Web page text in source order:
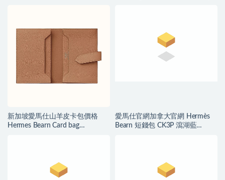
新加坡愛馬仕山羊皮卡包價格
Hermes Bearn Card bag
愛馬仕官網加拿大官網 Hermès
Bearn 短錢包 CK3P 瀉湖藍